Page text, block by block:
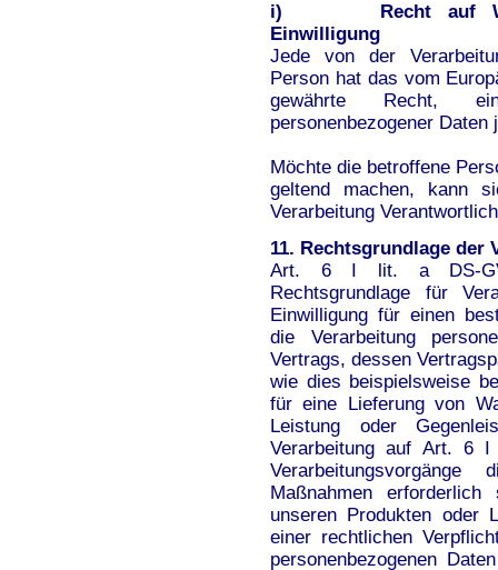
i) Recht auf
Einwilligung
Jede von der
Person hat das vom
gewährte Recht,
personenbezogener
Möchte die betroffene
geltend machen, kann
Verarbeitung
11. Rechtsgrundlage der
Art. 6 I lit. a DS-
Rechtsgrundlage für
Einwilligung für einen
die Verarbeitung
Vertrags, dessen
wie dies beispielsweise
für eine Lieferung von
Leistung oder
Verarbeitung auf Art. 6
Maßnahmen
unseren Produkten oder
einer rechtlichen
personenbezogenen